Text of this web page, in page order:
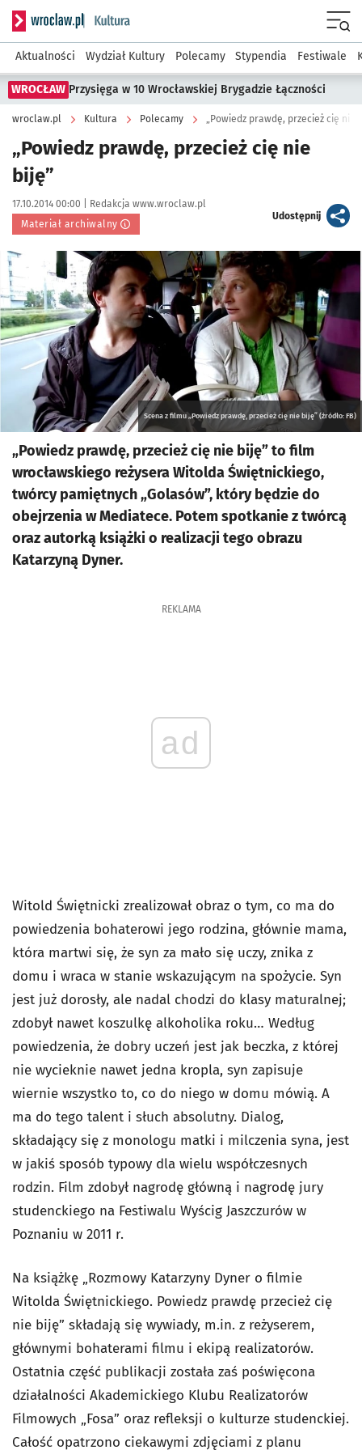
Serwis informacyjny wroclaw.pl podserwis: Kultura
Aktualności Wydział Kultury Polecamy Stypendia Festiwale
WROCŁAW Przysięga w 10 Wrocławskiej Brygadzie Łączności
wroclaw.pl Kultura Polecamy „Powiedz prawdę, przecież cię nie
„Powiedz prawdę, przecież cię nie
biję”
Data publikacji:
17.10.2014 00:00 | Autor:
Redakcja www.wroclaw.pl
Materiał archiwalny
Udostępnijartykuł
Kliknij, aby powiększyć
Scena z filmu „Powiedz prawdę, przecież cię nie biję” (źródło: FB)
„Powiedz prawdę, przecież cię nie biję” to film
wrocławskiego reżysera Witolda Świętnickiego,
twórcy pamiętnych „Golasów”, który będzie do
obejrzenia w Mediatece. Potem spotkanie z twórcą
oraz autorką książki o realizacji tego obrazu
Katarzyną Dyner.
REKLAMA
ad
Witold Świętnicki zrealizował obraz o tym, co ma do
powiedzenia bohaterowi jego rodzina, głównie mama,
która martwi się, że syn za mało się uczy, znika z
domu i wraca w stanie wskazującym na spożycie. Syn
jest już dorosły, ale nadal chodzi do klasy maturalnej;
zdobył nawet koszulkę alkoholika roku… Według
powiedzenia, że dobry uczeń jest jak beczka, z której
nie wycieknie nawet jedna kropla, syn zapisuje
wiernie wszystko to, co do niego w domu mówią. A
ma do tego talent i słuch absolutny. Dialog,
składający się z monologu matki i milczenia syna, jest
w jakiś sposób typowy dla wielu współczesnych
rodzin. Film zdobył nagrodę główną i nagrodę jury
studenckiego na Festiwalu Wyścig Jaszczurów w
Poznaniu w 2011 r.
Na książkę „Rozmowy Katarzyny Dyner o filmie
Witolda Świętnickiego. Powiedz prawdę przecież cię
nie biję” składają się wywiady, m.in. z reżyserem,
głównymi bohaterami filmu i ekipą realizatorów.
Ostatnia część publikacji została zaś poświęcona
działalności Akademickiego Klubu Realizatorów
Filmowych „Fosa” oraz refleksji o kulturze studenckiej.
Całość opatrzono ciekawymi zdjęciami z planu